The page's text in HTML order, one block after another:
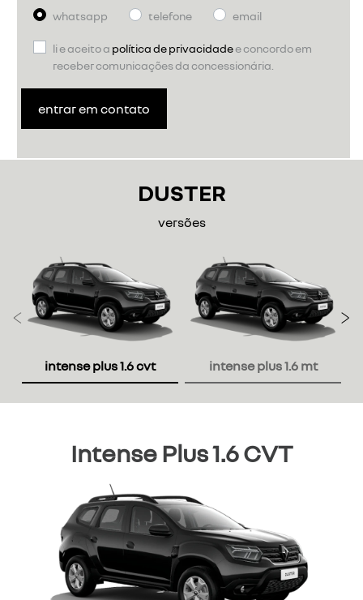
whatsapp telefone email
li e aceito a política de privacidadee concordo em
receber comunicações da concessionária.
entrar em contato
DUSTER
versões
intense plus 1.6 cvt intense plus 1.6 mt
Anterior
Intense Plus 1.6 CVT